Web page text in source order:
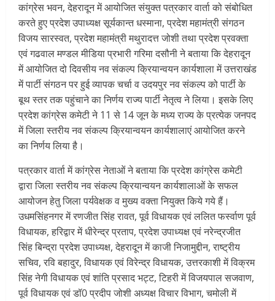
कांग्रेस भवन, देहरादून में आयोजित संयुक्त पत्रकार वार्ता को संबोधित
करते हुए प्रदेश उपाध्यक्ष सूर्यकान्त धस्माना, प्रदेश महामंत्री संगठन
विजय सारस्वत, प्रदेश महामंत्री मथुरादत्त जोशी तथा प्रदेश प्रवक्ता
एवं गढवाल मण्डल मीडिया प्रभारी गरिमा दसौनी ने बताया कि देहरादून
में आयोजित दो दिवसीय नव संकल्प क्रियान्वयन कार्यशाला में उत्तराखंड
में पार्टी संगठन पर हुई व्यापक चर्चा व उदयपुर नव संकल्प को पार्टी के
बूथ स्तर तक पहुंचाने का निर्णय राज्य पार्टी नेतृत्व ने लिया। इसके लिए
प्रदेश कांग्रेस कमेटी ने 11 से 14 जून के मध्य राज्य के प्रत्येक जनपद
में जिला स्तरीय नव संकल्प क्रियान्वयन कार्यशालाएं आयोजित करने
का निर्णय लिया है।
पत्रकार वार्ता में कांग्रेस नेताओं ने बताया कि प्रदेश कांग्रेस कमेटी
द्वारा जिला स्तरीय नव संकल्प क्रियान्वयन कार्यशालाओं के सफल
आयोजन हेतु जिला पर्यवेक्षक व मुख्य वक्ता नियुक्त किये गये हैं।
उधमसिंहनगर में रणजीत सिंह रावत, पूर्व विधायक एवं ललित फर्स्वाण पूर्व
विधायक, हरिद्वार में धीरेन्द्र प्रताप, प्रदेश उपाध्यक्ष एवं नरेन्द्रजीत
सिंह बिन्द्रा प्रदेश उपाध्यक्ष, देहरादून में काजी निजामुद्दीन, राष्ट्रीय
सचिव, रवि बहादुर, विधायक एवं विरेन्द्र विधायक, उत्तरकाशी में विक्रम
सिंह नेगी विधायक एवं शांति प्रसाद भट्ट, टिहरी में विजयपाल सजवाण,
पूर्व विधायक एवं डॉ0 प्रदीप जोशी अध्यक्ष विचार विभाग, चमोली में